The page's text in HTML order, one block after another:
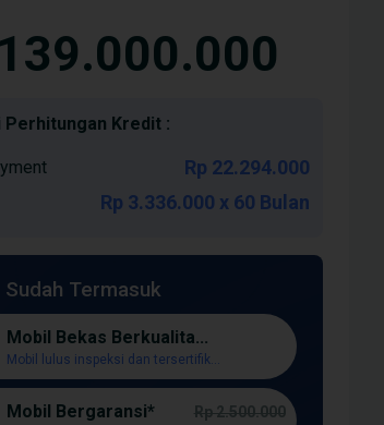
Perhitungan Kredit :
Rp 22.294.000
Rp 3.336.000 x 60 Bulan
Sudah Termasuk
Mobil Bekas Berkualita...
Mobil lulus inspeksi dan tersertifik...
Mobil Bergaransi* Rp 2.500.000